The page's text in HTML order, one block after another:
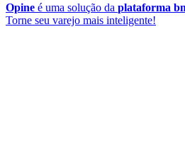
Opine é uma solução da plataforma
Torne seu varejo mais inteligente!